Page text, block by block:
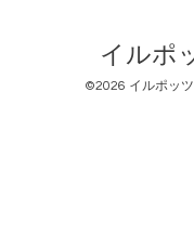
イルポ
©2026 イルポッ